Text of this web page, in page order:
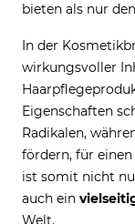
bieten als nur
In der
wirkungsvoller
Eigenschaften
Radikalen,
fördern, für
ist somit nicht
auch ein
Welt.